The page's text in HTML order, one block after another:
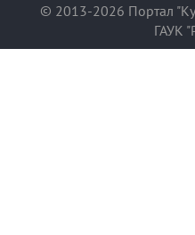
© 2013-2026 Портал
ГАУК